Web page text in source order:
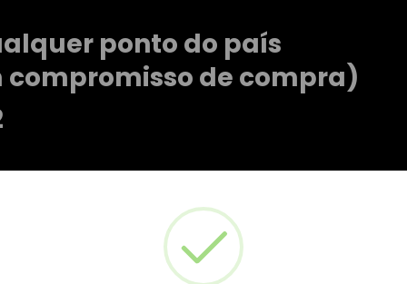
ponto do país
de compra)